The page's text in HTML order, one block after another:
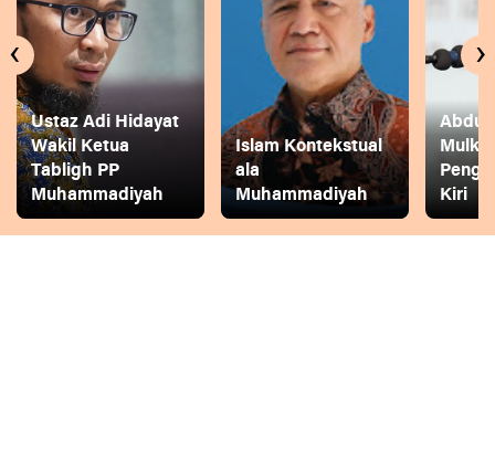
Ustaz Adi Hidayat
Wakil Ketua
Tabligh PP
Muhammadiyah
Islam Kontekstual
ala
Muhammadiyah
Abdul
Kiri
‹ ›